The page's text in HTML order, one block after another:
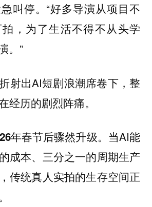
叫停。“好多导演从项目不
，为了生活不得不从头学
。”
射出AI短剧浪潮席卷下，整
经历的剧烈阵痛。
年春节后骤然升级。 当AI能
成本、三分之一的周期生产
传统真人实拍的生存空间正